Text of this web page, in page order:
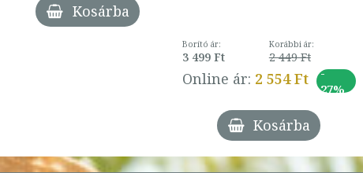
Kosárba
Borító ár:
3 499 Ft
Korábbi ár:
2 449 Ft
Online ár: 2 554 Ft
-
27%
Kosárba